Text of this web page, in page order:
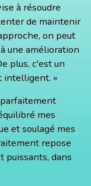
à résoudre
de maintenir
on peut
une amélioration
plus, c'est un
intelligent. »
mes
et soulagé mes
repose
puissants, dans